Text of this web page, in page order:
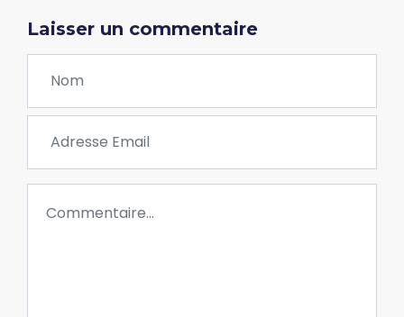
Laisser un commentaire